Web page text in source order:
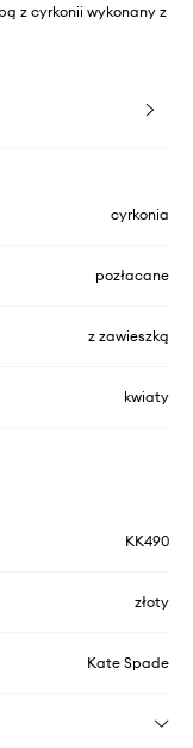
z cyrkonii wykonany z
cyrkonia
pozłacane
z zawieszką
kwiaty
KK490
złoty
Kate Spade